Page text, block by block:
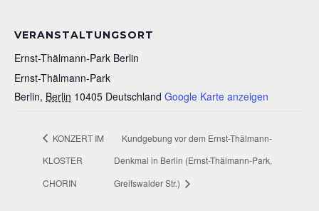
VERANSTALTUNGSORT
Ernst-Thälmann-Park Berlin
Ernst-Thälmann-Park
Berlin, Berlin 10405 Deutschland Google Karte anzeigen
KONZERT IM
KLOSTER
CHORIN
Kundgebung vor dem Ernst-Thälmann-
Denkmal in Berlin (Ernst-Thälmann-Park,
Greifswalder Str.)